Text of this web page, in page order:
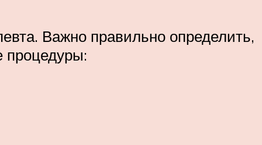
Важно правильно определить,
процедуры: